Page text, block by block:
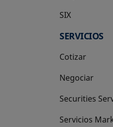
SIX
se abre en
SERVICIOS
Cotizar
Negociar
Securities
Servicios